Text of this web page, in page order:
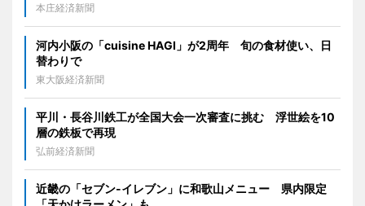
本庄経済新聞
河内小阪の「cuisine HAGI」が2周年 旬の食材使い、日
替わりで
東大阪経済新聞
平川・長谷川鉄工が全国大会一次審査に挑む 浮世絵を10
層の鉄板で再現
弘前経済新聞
近畿の「セブン-イレブン」に和歌山メニュー 県内限定